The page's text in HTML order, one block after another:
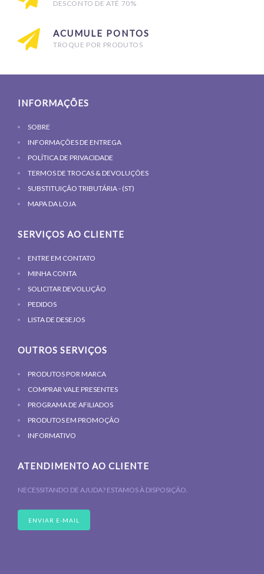
DESCONTO DE ATÉ 70%
ACUMULE PONTOS
TROQUE POR PRODUTOS
INFORMAÇÕES
SOBRE
INFORMAÇÕES DE ENTREGA
POLÍTICA DE PRIVACIDADE
TERMOS DE TROCAS & DEVOLUÇÕES
SUBSTITUIÇÃO TRIBUTÁRIA - (ST)
MAPA DA LOJA
SERVIÇOS AO CLIENTE
ENTRE EM CONTATO
MINHA CONTA
SOLICITAR DEVOLUÇÃO
PEDIDOS
LISTA DE DESEJOS
OUTROS SERVIÇOS
PRODUTOS POR MARCA
COMPRAR VALE PRESENTES
PROGRAMA DE AFILIADOS
PRODUTOS EM PROMOÇÃO
INFORMATIVO
ATENDIMENTO AO CLIENTE
NECESSITANDO DE AJUDA? ESTAMOS À DISPOSIÇÃO.
ENVIAR E-MAIL